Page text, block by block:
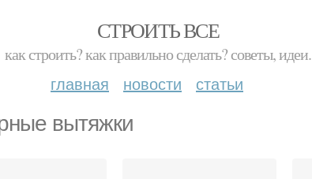
СТРОИТЬ ВСЕ
как строить? как правильно сделать? советы, идеи.
главная новости статьи
вытяжки